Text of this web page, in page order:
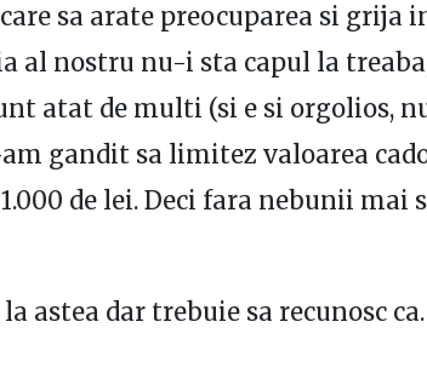
sa arate preocuparea si grija
al nostru nu-i sta capul la
atat de multi (si e si orgolios,
gandit sa limitez valoarea
de lei. Deci fara nebunii mai
astea dar trebuie sa recunosc